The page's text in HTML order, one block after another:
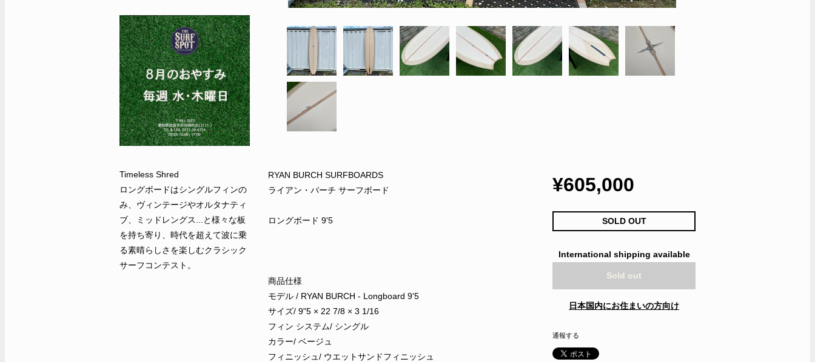
RYAN BURCH SURFBOARDS
ライアン・バーチ サーフボード
ロングボード 9'5
商品仕様
モデル / RYAN BURCH - Longboard 9'5
サイズ/ 9"5 × 22 7/8 × 3 1/16
フィン システム/ シングル
カラー/ ベージュ
フィニッシュ/ ウエットサンドフィニッシュ
¥605,000
SOLD OUT
International shipping available
Sold out
日本国内にお住まいの方向け
通報する
Timeless Shred
ロングボードはシングルフィンの
み、ヴィンテージやオルタナティ
ブ、ミッドレングス...と様々な板
を持ち寄り、時代を超えて波に乗
る素晴らしさを楽しむクラシック
サーフコンテスト。